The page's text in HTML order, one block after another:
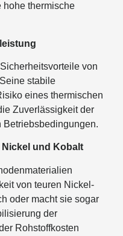
hohe thermische
von
stabile
eines thermischen
Zuverlässigkeit der
Betriebsbedingungen.
und Kobalt
von teuren Nickel-
oder macht sie sogar
der
Rohstoffkosten